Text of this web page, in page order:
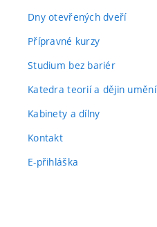
Dny otevřených dveří
Přípravné kurzy
Studium bez bariér
Katedra teorií a dějin umění
Kabinety a dílny
Kontakt
E-přihláška